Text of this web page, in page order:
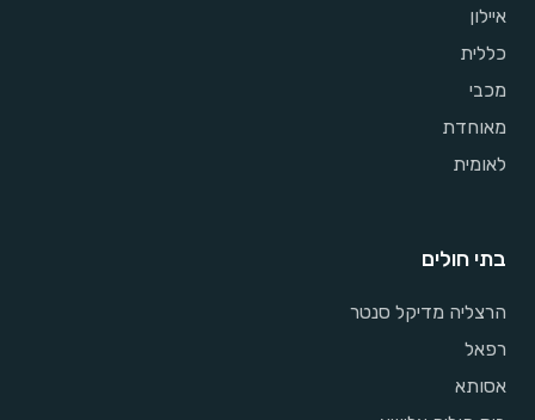
איילון
כללית
מכבי
מאוחדת
לאומית
בתי חולים
הרצליה מדיקל סנטר
רפאל
אסותא